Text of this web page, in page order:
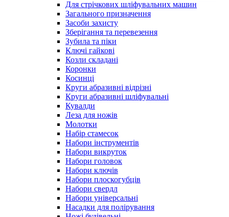
Для стрічкових шліфувальних машин
Загального призначення
Засоби захисту
Зберігання та перевезення
Зубила та піки
Ключі гайкові
Козли складані
Коронки
Косинці
Круги абразивні відрізні
Круги абразивні шліфувальні
Кувалди
Леза для ножів
Молотки
Набір стамесок
Набори інструментів
Набори викруток
Набори головок
Набори ключів
Набори плоскогубців
Набори свердл
Набори універсальні
Насадки для полірування